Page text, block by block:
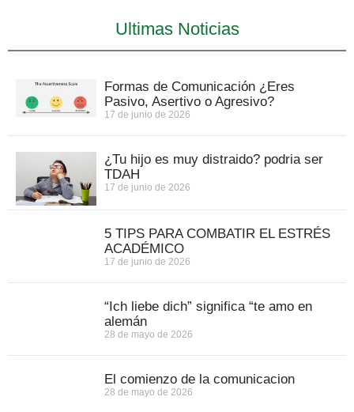
Ultimas Noticias
Formas de Comunicación ¿Eres
Pasivo, Asertivo o Agresivo?
17 de junio de 2026
¿Tu hijo es muy distraido? podria ser
TDAH
17 de junio de 2026
5 TIPS PARA COMBATIR EL ESTRÉS
ACADÉMICO
17 de junio de 2026
“Ich liebe dich” significa “te amo en
alemán
28 de mayo de 2026
El comienzo de la comunicacion
28 de mayo de 2026